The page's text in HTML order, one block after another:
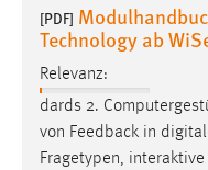
[PDF]
Technology ab
Relevanz:
dards 2.
von Feedback in
Fragetypen,